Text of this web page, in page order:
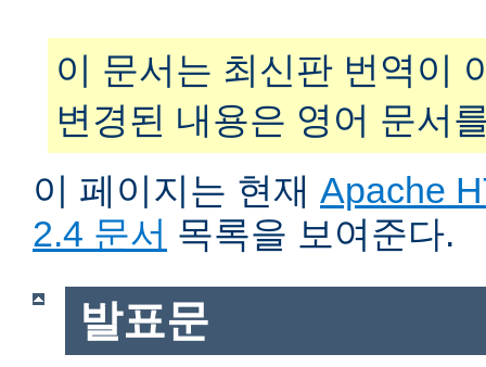
이 문서는 최신판 번역이
변경된 내용은 영어 문서
이 페이지는 현재 Apache
2.4 문서 목록을 보여준다.
발표문